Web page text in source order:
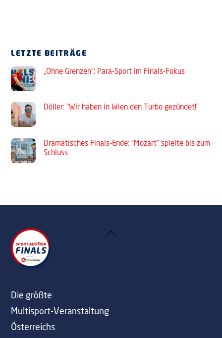
LETZTE BEITRÄGE
„Ohne Grenzen“: Para-Sport im Finals-Fokus
Döller: “Wir haben in Wien den Turbo gezündet!”
Dramatisches Finals-Ende: “Mozart” spielte bis zum
Schluss
Back
Die größte
Multisport-Veranstaltung
Österreichs